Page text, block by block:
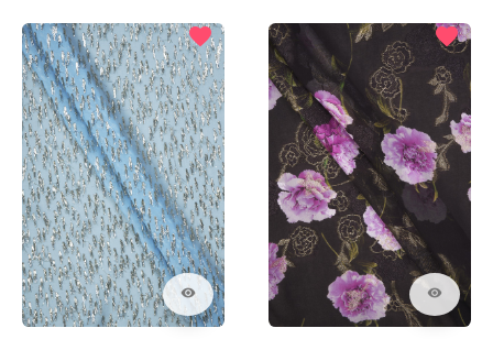
visibility
favorite
visibility
favorite